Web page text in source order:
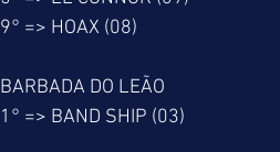
9° => HOAX (08)
BARBADA DO LEÃO
1° => BAND SHIP (03)